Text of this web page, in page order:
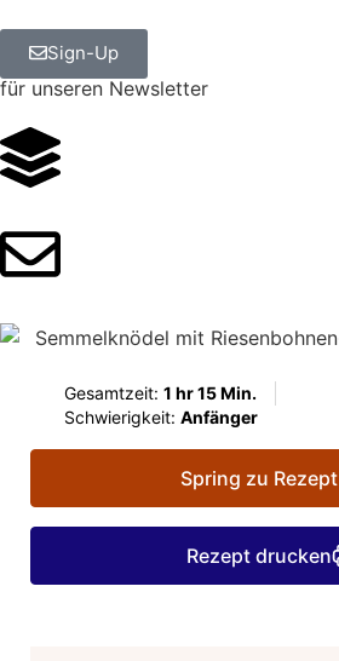
Sign-Up
für unseren Newsletter
Gesamtzeit: 1 hr 15 Min.
Schwierigkeit: Anfänger
Spring zu Rezept
Rezept drucken